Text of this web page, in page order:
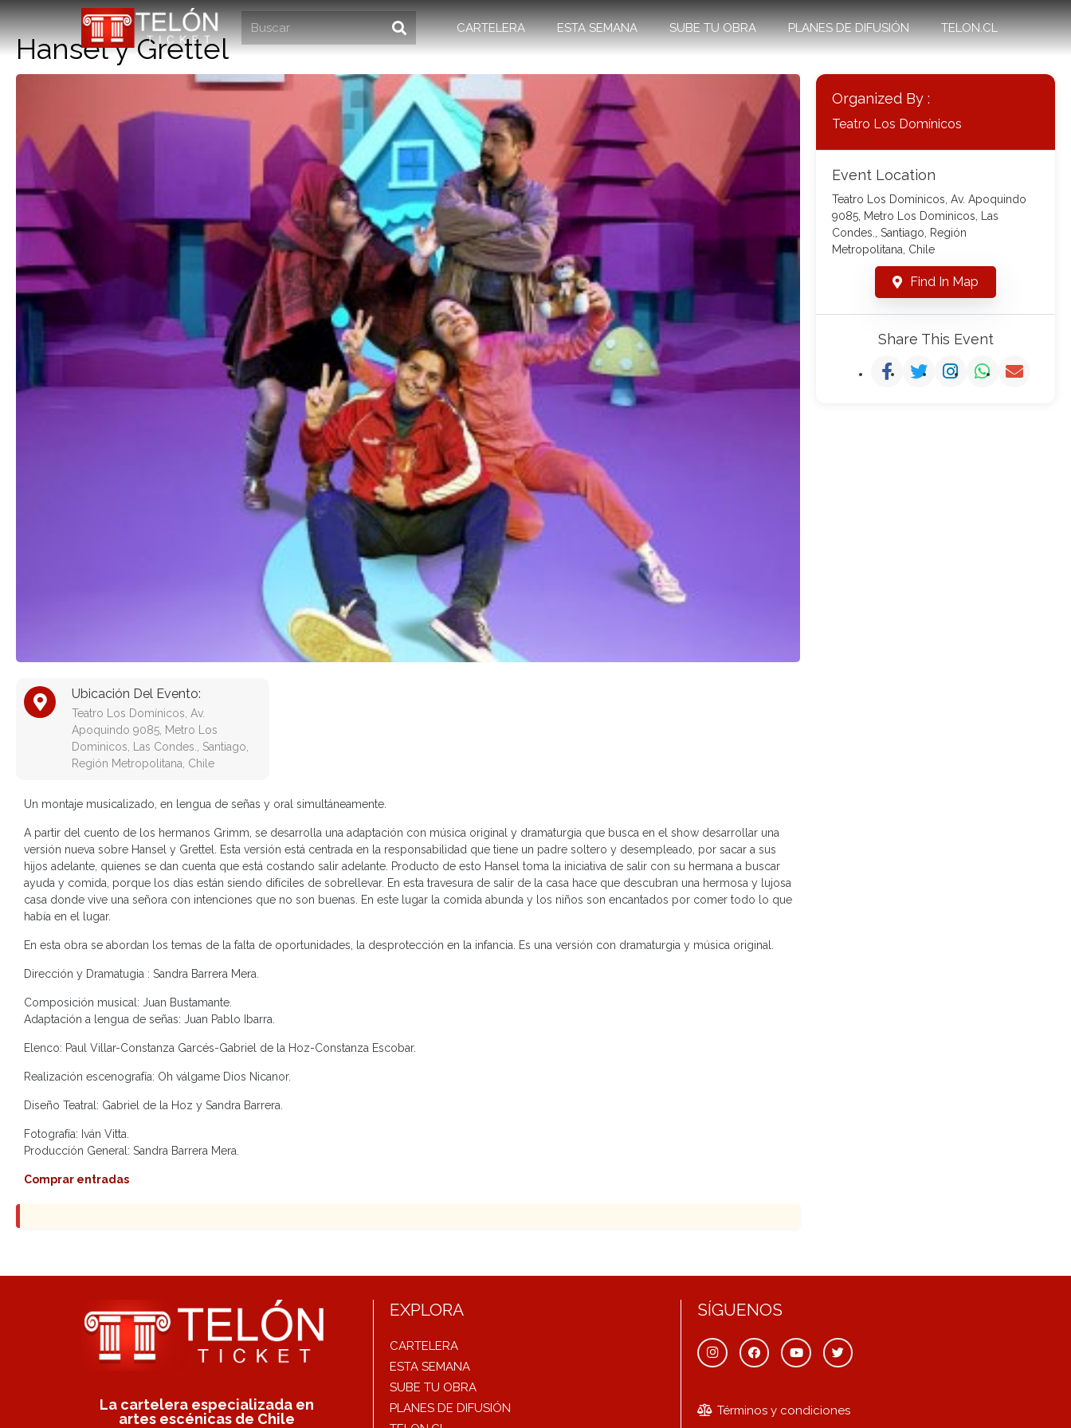
CARTELERA ESTA SEMANA SUBE TU OBRA PLANES DE DIFUSIÓN TELON.CL
Hansel y Grettel
Ubicación Del Evento:
Teatro Los Domínicos, Av.
Apoquindo 9085, Metro Los
Dominicos, Las Condes., Santiago,
Región Metropolitana, Chile
Un montaje musicalizado, en lengua de señas y oral simultáneamente.
A partir del cuento de los hermanos Grimm, se desarrolla una adaptación con música original y dramaturgia que busca en el show desarrollar una
versión nueva sobre Hansel y Grettel. Esta versión está centrada en la responsabilidad que tiene un padre soltero y desempleado, por sacar a sus
hijos adelante, quienes se dan cuenta que está costando salir adelante. Producto de esto Hansel toma la iniciativa de salir con su hermana a buscar
ayuda y comida, porque los días están siendo difíciles de sobrellevar. En esta travesura de salir de la casa hace que descubran una hermosa y lujosa
casa donde vive una señora con intenciones que no son buenas. En este lugar la comida abunda y los niños son encantados por comer todo lo que
había en el lugar.
En esta obra se abordan los temas de la falta de oportunidades, la desprotección en la infancia. Es una versión con dramaturgia y música original.
Dirección y Dramatugia : Sandra Barrera Mera.
Composición musical: Juan Bustamante.
Adaptación a lengua de señas: Juan Pablo Ibarra.
Elenco: Paul Villar-Constanza Garcés-Gabriel de la Hoz-Constanza Escobar.
Realización escenografía: Oh válgame Dios Nicanor.
Diseño Teatral: Gabriel de la Hoz y Sandra Barrera.
Fotografía: Iván Vitta.
Producción General: Sandra Barrera Mera.
Comprar entradas
Organized By :
Teatro Los Domínicos
Event Location
Teatro Los Domínicos, Av. Apoquindo
9085, Metro Los Dominicos, Las
Condes., Santiago, Región
Metropolitana, Chile
Find In Map
Share This Event
La cartelera especializada en
artes escénicas de Chile
EXPLORA
CARTELERA
ESTA SEMANA
SUBE TU OBRA
PLANES DE DIFUSIÓN
SÍGUENOS
Términos y condiciones